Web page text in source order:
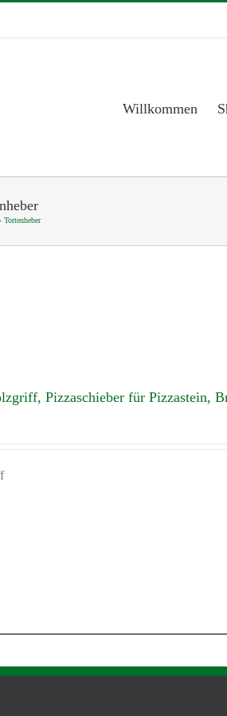
Willkommen
Tortenheber
Pizzaschieber für Pizzastein,